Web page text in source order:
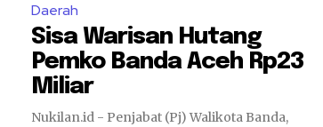
Daerah
Sisa Warisan Hutang
Pemko Banda Aceh Rp23
Miliar
Nukilan.id - Penjabat (Pj) Walikota Banda,